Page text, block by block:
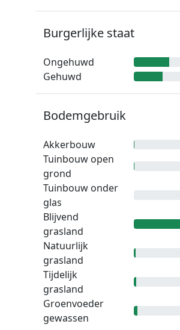
Burgerlijke staat
Ongehuwd
Gehuwd
Bodemgebruik
Akkerbouw
Tuinbouw open
grond
Tuinbouw onder
glas
Blijvend
grasland
Natuurlijk
grasland
Tijdelijk
grasland
Groenvoeder
gewassen